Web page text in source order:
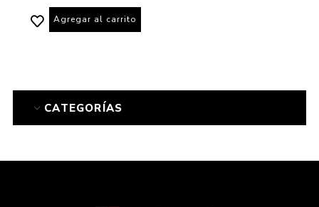
Agregar al carrito
CATEGORÍAS